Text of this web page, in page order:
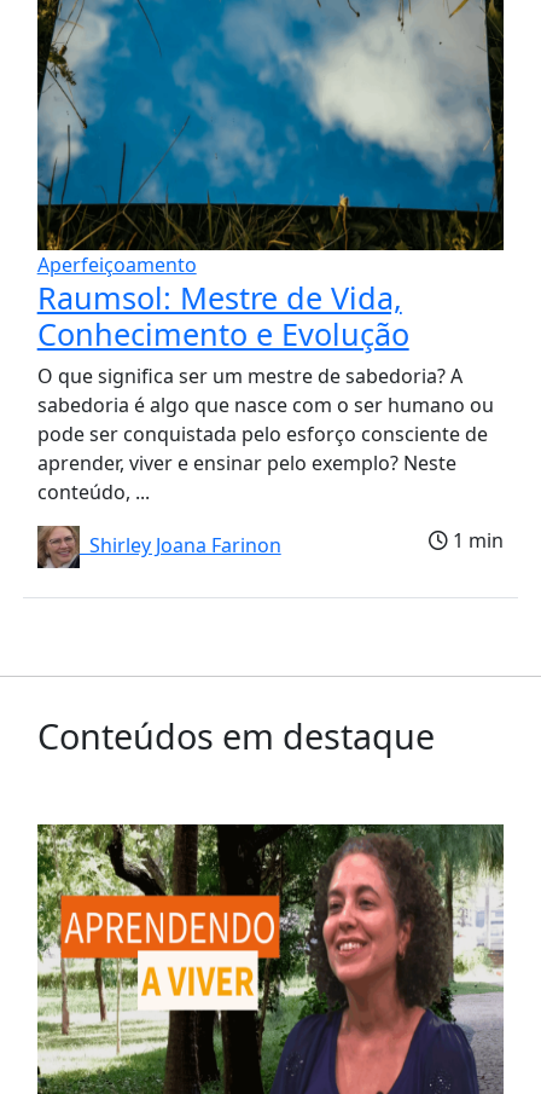
Aperfeiçoamento
Raumsol: Mestre de Vida,
Conhecimento e Evolução
O que significa ser um mestre de sabedoria? A
sabedoria é algo que nasce com o ser humano ou
pode ser conquistada pelo esforço consciente de
aprender, viver e ensinar pelo exemplo? Neste
conteúdo, ...
Shirley Joana Farinon
1 min
Conteúdos em destaque